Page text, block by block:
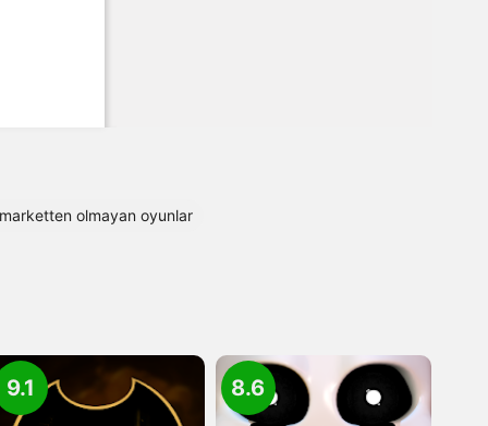
olmayan oyunlar
9.1 8.6